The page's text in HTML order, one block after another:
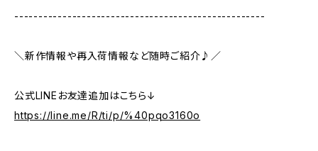
----------------------------------------------------
＼新作情報や再入荷情報など随時ご紹介♪／
公式LINEお友達追加はこちら↓
https://line.me/R/ti/p/%40pqo3160o